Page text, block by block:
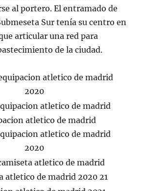
al portero. El entramado de
Sur tenía su centro en
articular una red para
de la ciudad.